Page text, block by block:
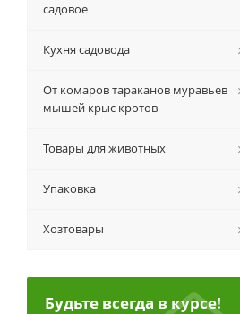
садовое
Кухня садовода
От комаров тараканов муравьев
мышей крыс кротов
Товары для животных
Упаковка
Хозтовары
Будьте всегда в курсе!